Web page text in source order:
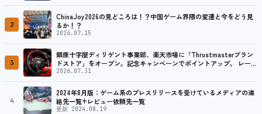
2
ChinaJoy2026の見どころは！？中国ゲーム界隈の変遷と今をどう見
るか！？
2026.07.15
3
銀座十字屋ディリゲント事業部、楽天市場に「Thrustmasterブラン
ドストア」をオープン。記念キャンペーンでポイントアップ。 レーシ
ング／フライトシム向けコントローラーを中心に、幅広くラインナッ
2026.07.31
4
2024年8月版：ゲーム系のプレスリリースを受けているメディアの連
絡先一覧+レビュー依頼先一覧
更新 2024.08.19